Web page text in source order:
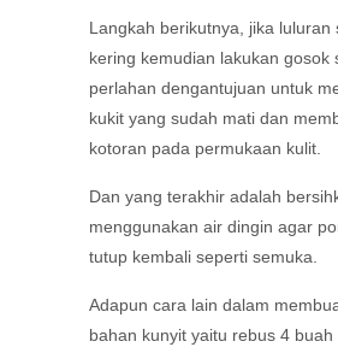
Langkah berikutnya, jika luluran
kering kemudian lakukan gosok
perlahan dengantujuan untuk
kukit yang sudah mati dan
kotoran pada permukaan kulit.
Dan yang terakhir adalah
menggunakan air dingin agar
tutup kembali seperti semuka.
Adapun cara lain dalam
bahan kunyit yaitu rebus 4 buah